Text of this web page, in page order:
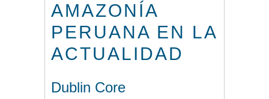
AMAZONÍA
PERUANA EN LA
ACTUALIDAD
Dublin Core